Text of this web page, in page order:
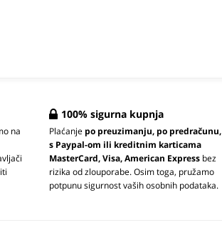
na
100% sigurna kupnja
Plaćanje po preuzimanju, po predračunu,
s Paypal-om ili kreditnim karticama
MasterCard, Visa, American Express bez
rizika od zlouporabe. Osim toga, pružamo
potpunu sigurnost vaših osobnih podataka.